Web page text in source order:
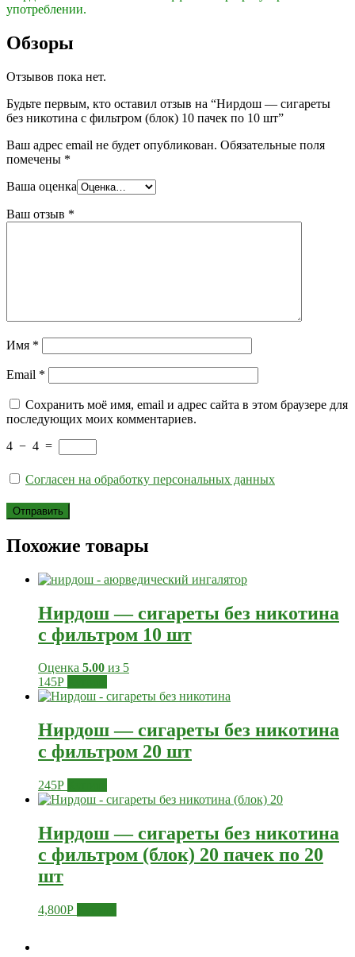
употреблении.
Обзоры
Отзывов пока нет.
Будьте первым, кто оставил отзыв на “Нирдош — сигареты
без никотина с фильтром (блок) 10 пачек по 10 шт”
Ваш адрес email не будет опубликован. Обязательные поля
помечены *
Ваша оценка
Ваш отзыв *
Имя *
Email *
Сохранить моё имя, email и адрес сайта в этом браузере для
последующих моих комментариев.
4 − 4 =
Согласен на обработку персональных данных
Похожие товары
Нирдош — сигареты без никотина
с фильтром 10 шт
Оценка 5.00 из 5
145Р
Нирдош — сигареты без никотина
с фильтром 20 шт
245Р
Нирдош — сигареты без никотина
с фильтром (блок) 20 пачек по 20
шт
4,800Р